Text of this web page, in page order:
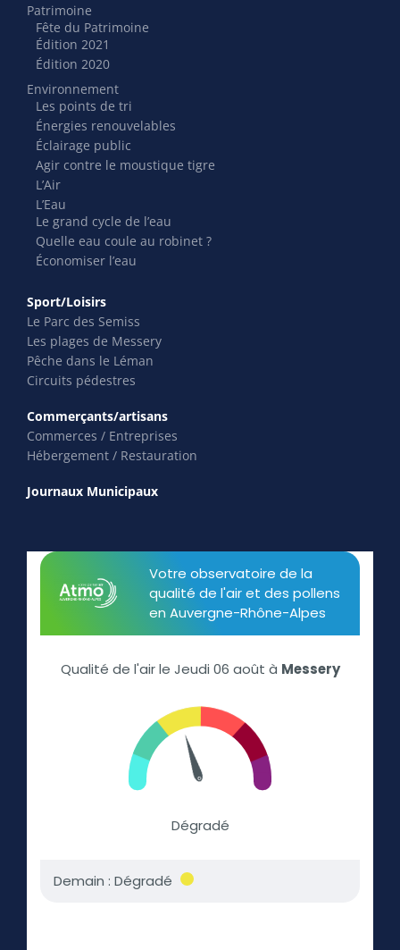
Patrimoine
Fête du Patrimoine
Édition 2021
Édition 2020
Environnement
Les points de tri
Énergies renouvelables
Éclairage public
Agir contre le moustique tigre
L’Air
L’Eau
Le grand cycle de l’eau
Quelle eau coule au robinet ?
Économiser l’eau
Sport/Loisirs
Le Parc des Semiss
Les plages de Messery
Pêche dans le Léman
Circuits pédestres
Commerçants/artisans
Commerces / Entreprises
Hébergement / Restauration
Journaux Municipaux